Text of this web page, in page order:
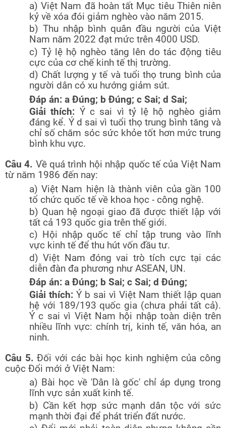
a) Việt Nam đã hoàn tất Mục tiêu Thiên niên
kỷ về xóa đói giảm nghèo vào năm 2015.
b) Thu nhập bình quân đầu người của Việt
Nam năm 2022 đạt mức trên 4000 USD.
c) Tỷ lệ hộ nghèo tăng lên do tác động tiêu
cực của cơ chế kinh tế thị trường.
d) Chất lượng y tế và tuổi thọ trung bình của
người dân có xu hướng giảm sút.
Đáp án: a Đúng; b Đúng; c Sai; d Sai;
Giải thích: Ý c sai vì tỷ lệ hộ nghèo giảm
đáng kể. Ý d sai vì tuổi thọ trung bình tăng và
chỉ số chăm sóc sức khỏe tốt hơn mức trung
bình khu vực.
Câu 4. Về quá trình hội nhập quốc tế của Việt Nam
từ năm 1986 đến nay:
a) Việt Nam hiện là thành viên của gần 100
tổ chức quốc tế về khoa học - công nghệ.
b) Quan hệ ngoại giao đã được thiết lập với
tất cả 193 quốc gia trên thế giới.
c) Hội nhập quốc tế chỉ tập trung vào lĩnh
vực kinh tế để thu hút vốn đầu tư.
d) Việt Nam đóng vai trò tích cực tại các
diễn đàn đa phương như ASEAN, UN.
Đáp án: a Đúng; b Sai; c Sai; d Đúng;
Giải thích: Ý b sai vì Việt Nam thiết lập quan
hệ với 189/193 quốc gia (chưa phải tất cả).
Ý c sai vì Việt Nam hội nhập toàn diện trên
nhiều lĩnh vực: chính trị, kinh tế, văn hóa, an
ninh.
Câu 5.Đối với các bài học kinh nghiệm của công
cuộc Đổi mới ở Việt Nam:
a) Bài học về 'Dân là gốc' chỉ áp dụng trong
lĩnh vực sản xuất kinh tế.
b) Cần kết hợp sức mạnh dân tộc với sức
mạnh thời đại để phát triển đất nước.